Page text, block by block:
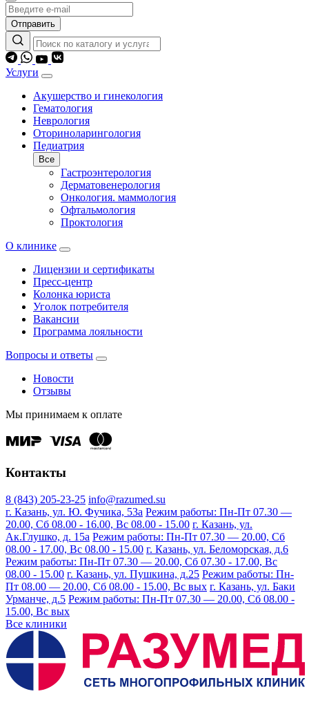
Отправить
Услуги
Акушерство и гинекология
Гематология
Неврология
Оториноларингология
Педиатрия
Все
Гастроэнтерология
Дерматовенерология
Онкология. маммология
Офтальмология
Проктология
О клинике
Лицензии и сертификаты
Пресс-центр
Колонка юриста
Уголок потребителя
Вакансии
Программа лояльности
Вопросы и ответы
Новости
Отзывы
Мы принимаем к оплате
Контакты
8 (843) 205-23-25 info@razumed.su
г. Казань, ул. Ю. Фучика, 53а Режим работы: Пн-Пт 07.30 —
20.00, Сб 08.00 - 16.00, Вс 08.00 - 15.00 г. Казань, ул.
Ак.Глушко, д. 15а Режим работы: Пн-Пт 07.30 — 20.00, Сб
08.00 - 17.00, Вс 08.00 - 15.00 г. Казань, ул. Беломорская, д.6
Режим работы: Пн-Пт 07.30 — 20.00, Сб 07.30 - 17.00, Вс
08.00 - 15.00 г. Казань, ул. Пушкина, д.25 Режим работы: Пн-
Пт 08.00 — 20.00, Сб 08.00 - 15.00, Вс вых г. Казань, ул. Баки
Урманче, д.5 Режим работы: Пн-Пт 07.30 — 20.00, Сб 08.00 -
15.00, Вс вых
Все клиники